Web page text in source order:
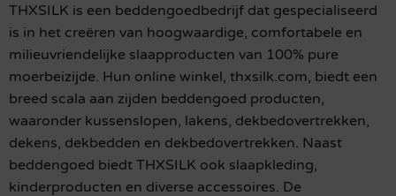
THXSILK is een beddengoedbedrijf dat gespecialiseerd
is in het creëren van hoogwaardige, comfortabele en
milieuvriendelijke slaapproducten van 100% pure
moerbeizijde. Hun online winkel, thxsilk.com, biedt een
breed scala aan zijden beddengoed producten,
waaronder kussenslopen, lakens, dekbedovertrekken,
dekens, dekbedden en dekbedovertrekken. Naast
beddengoed biedt THXSILK ook slaapkleding,
kinderproducten en diverse accessoires. De